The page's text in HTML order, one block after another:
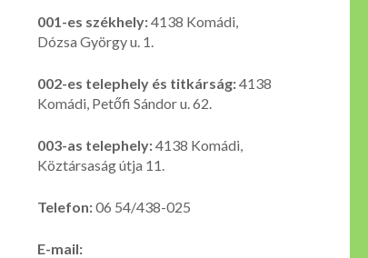
001-es székhely:4138 Komádi,
Dózsa György u. 1.
002-es telephely és titkárság:4138
Komádi, Petőfi Sándor u. 62.
003-as telephely:4138 Komádi,
Köztársaság útja 11.
Telefon:06 54/438-025
E-mail: